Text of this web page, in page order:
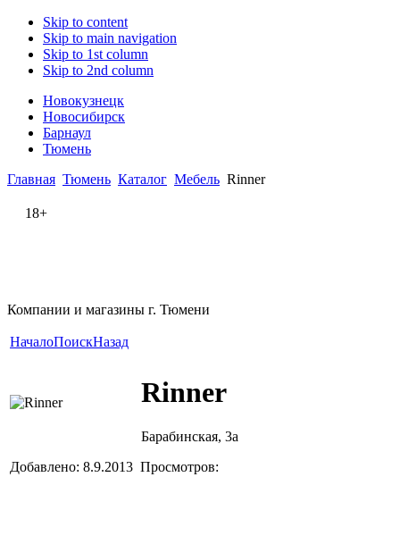
Skip to content
Skip to main navigation
Skip to 1st column
Skip to 2nd column
Новокузнецк
Новосибирск
Барнаул
Тюмень
Главная Тюмень Каталог Мебель Rinner
18+
Компании и магазины г. Тюмени
НачалоПоискНазад
Rinner
Барабинская, 3а
Добавлено: 8.9.2013 Просмотров: